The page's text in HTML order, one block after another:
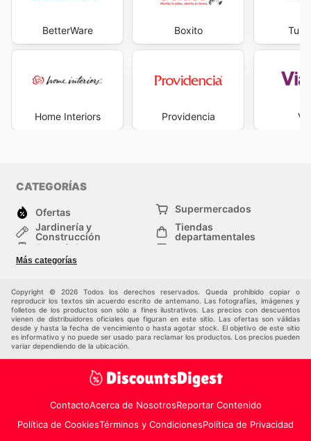
BetterWare
Home Interiors
Boxito
Providencia
CATEGORÍAS
Ofertas
Supermercados
Jardinería y
Construcción
Tiendas
departamentales
Electrónica
Hogar
Salud y Belleza
Otros
Más categorías
Copyright © 2026 Todos los derechos reservados. Queda prohibido copiar o
reproducir los textos sin acuerdo escrito de antemano. Las fotografías, imágenes y
folletos de los productos son sólo a fines ilustrativos. Las precios con descuentos
vienen de distribuidores oficiales que figuran en este sitio. Las ofertas son válidas
desde y hasta la fecha de vencimiento o hasta agotar stock. El objetivo de este sitio
es informativo y no puede ser usado para reclamar los productos. Los precios pueden
variar dependiendo de la ubicación.
ContactoAcerca de NosotrosReportar Contenido
Política de CookiesTérminos y CondicionesPolítica de Privacidad